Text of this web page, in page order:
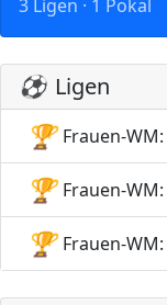
3 Ligen · 1 Pokal
⚽ Ligen
🏆 Frauen-
🏆 Frauen-
🏆 Frauen-